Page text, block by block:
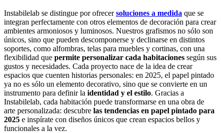
Instabilelab se distingue por ofrecersoluciones a medida que se
integran perfectamente con otros elementos de decoración para crear
ambientes armoniosos y luminosos. Nuestros grafismos no sólo son
únicos, sino que pueden descomponerse y declinarse en distintos
soportes, como alfombras, telas para muebles y cortinas, con una
flexibilidad que permite personalizar cada habitaciones según sus
gustos y necesidades. Cada proyecto nace de la idea de crear
espacios que cuenten historias personales: en 2025, el papel pintado
ya no es sólo un elemento decorativo, sino que se convierte en un
instrumento para definir la identidad y el estilo. Gracias a
Instabilelab, cada habitación puede transformarse en una obra de
arte personalizada: descubre las tendencias en papel pintado para
2025 e inspírate con diseños únicos que crean espacios bellos y
funcionales a la vez.